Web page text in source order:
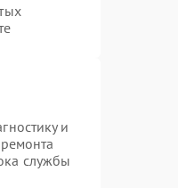
и
службы